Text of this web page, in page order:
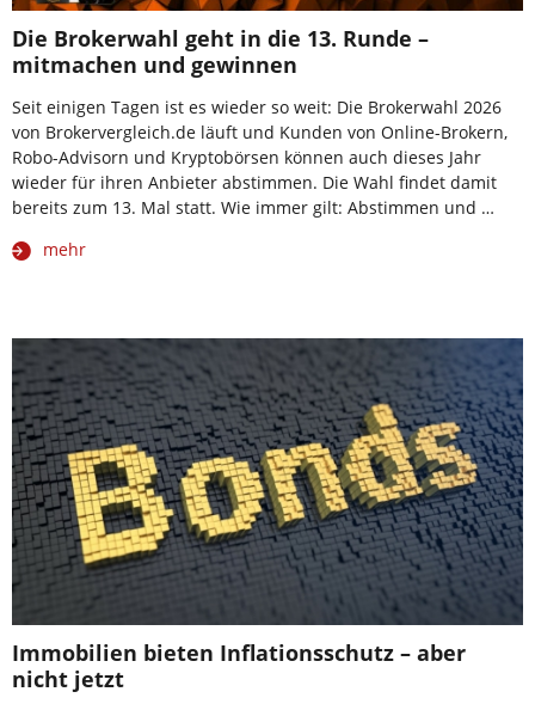
Die Brokerwahl geht in die 13. Runde –
mitmachen und gewinnen
Seit einigen Tagen ist es wieder so weit: Die Brokerwahl 2026
von Brokervergleich.de läuft und Kunden von Online-Brokern,
Robo-Advisorn und Kryptobörsen können auch dieses Jahr
wieder für ihren Anbieter abstimmen. Die Wahl findet damit
bereits zum 13. Mal statt. Wie immer gilt: Abstimmen und …
mehr
Immobilien bieten Inflationsschutz – aber
nicht jetzt